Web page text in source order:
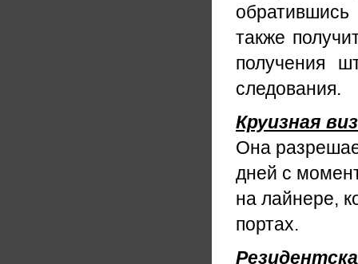
также
получения
следования.
Круизная
Она
дней с
на лайнере,
портах.